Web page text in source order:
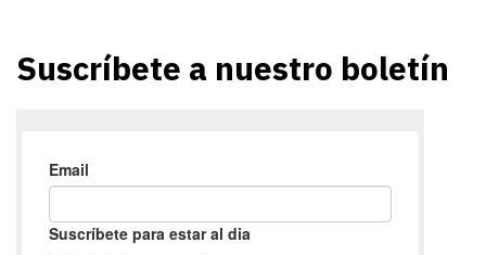
Suscríbete a nuestro boletín